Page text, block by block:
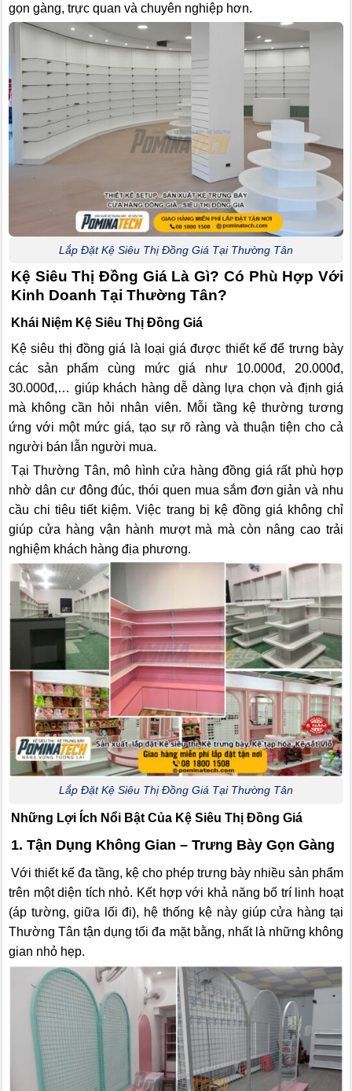
gọn gàng, trực quan và chuyên nghiệp hơn.
Lắp Đặt Kệ Siêu Thị Đồng Giá Tại Thường Tân
Kệ Siêu Thị Đồng Giá Là Gì? Có Phù Hợp Với
Kinh Doanh Tại Thường Tân?
Khái Niệm Kệ Siêu Thị Đồng Giá
Kệ siêu thị đồng giá là loại giá được thiết kế để trưng bày
các sản phẩm cùng mức giá như 10.000đ, 20.000đ,
30.000đ,… giúp khách hàng dễ dàng lựa chọn và định giá
mà không cần hỏi nhân viên. Mỗi tầng kệ thường tương
ứng với một mức giá, tạo sự rõ ràng và thuận tiện cho cả
người bán lẫn người mua.
Tại Thường Tân, mô hình cửa hàng đồng giá rất phù hợp
nhờ dân cư đông đúc, thói quen mua sắm đơn giản và nhu
cầu chi tiêu tiết kiệm. Việc trang bị kệ đồng giá không chỉ
giúp cửa hàng vận hành mượt mà mà còn nâng cao trải
nghiệm khách hàng địa phương.
Lắp Đặt Kệ Siêu Thị Đồng Giá Tại Thường Tân
Những Lợi Ích Nổi Bật Của Kệ Siêu Thị Đồng Giá
1. Tận Dụng Không Gian – Trưng Bày Gọn Gàng
Với thiết kế đa tầng, kệ cho phép trưng bày nhiều sản phẩm
trên một diện tích nhỏ. Kết hợp với khả năng bố trí linh hoạt
(áp tường, giữa lối đi), hệ thống kệ này giúp cửa hàng tại
Thường Tân tận dụng tối đa mặt bằng, nhất là những không
gian nhỏ hẹp.